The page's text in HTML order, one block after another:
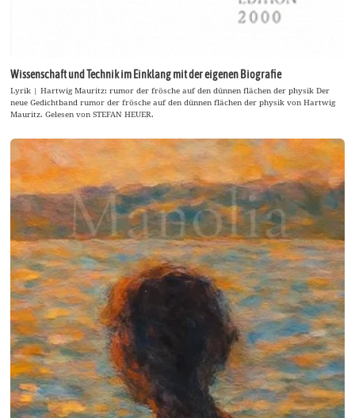
Wissenschaft und Technik im Einklang mit der eigenen Biografie
Lyrik | Hartwig Mauritz: rumor der frösche auf den dünnen flächen der physik Der
neue Gedichtband rumor der frösche auf den dünnen flächen der physik von Hartwig
Mauritz. Gelesen von STEFAN HEUER.